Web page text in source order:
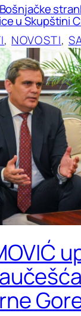
u Skupštini
, NOVOSTI,